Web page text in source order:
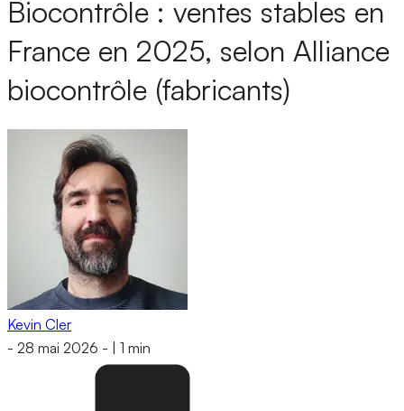
Biocontrôle : ventes stables en
France en 2025, selon Alliance
biocontrôle (fabricants)
Kevin Cler
- 28 mai 2026 - 1 min